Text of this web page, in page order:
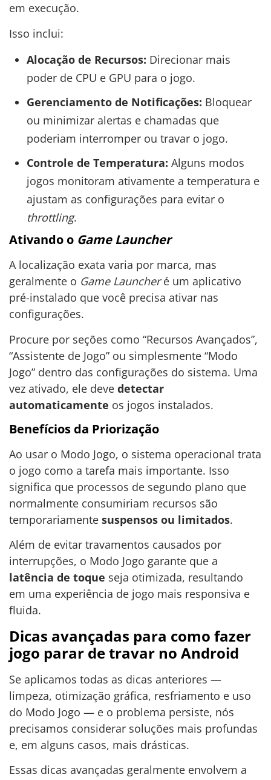
em execução.
Isso inclui:
Alocação de Recursos: Direcionar mais
poder de CPU e GPU para o jogo.
Gerenciamento de Notificações: Bloquear
ou minimizar alertas e chamadas que
poderiam interromper ou travar o jogo.
Controle de Temperatura: Alguns modos
jogos monitoram ativamente a temperatura e
ajustam as configurações para evitar o
throttling.
Ativando o Game Launcher
A localização exata varia por marca, mas
geralmente o Game Launcheré um aplicativo
pré-instalado que você precisa ativar nas
configurações.
Procure por seções como “Recursos Avançados”,
“Assistente de Jogo” ou simplesmente “Modo
Jogo” dentro das configurações do sistema. Uma
vez ativado, ele deve detectar
automaticamente os jogos instalados.
Benefícios da Priorização
Ao usar o Modo Jogo, o sistema operacional trata
o jogo como a tarefa mais importante. Isso
significa que processos de segundo plano que
normalmente consumiriam recursos são
temporariamente suspensos ou limitados.
Além de evitar travamentos causados por
interrupções, o Modo Jogo garante que a
latência de toque seja otimizada, resultando
em uma experiência de jogo mais responsiva e
fluida.
Dicas avançadas para como fazer
jogo parar de travar no Android
Se aplicamos todas as dicas anteriores —
limpeza, otimização gráfica, resfriamento e uso
do Modo Jogo — e o problema persiste, nós
precisamos considerar soluções mais profundas
e, em alguns casos, mais drásticas.
Essas dicas avançadas geralmente envolvem a